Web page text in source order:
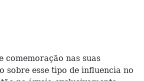
nas suas
sobre esse tipo de influencia no